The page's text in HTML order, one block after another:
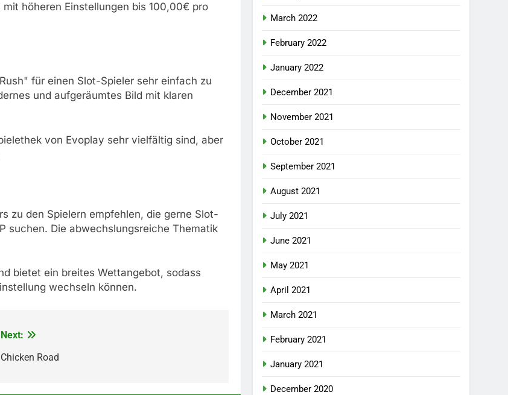
höheren Einstellungen bis 100,00€ pro
für einen Slot-Spieler sehr einfach zu
und aufgeräumtes Bild mit klaren
von Evoplay sehr vielfältig sind, aber
zu den Spielern empfehlen, die gerne Slot-
suchen. Die abwechslungsreiche Thematik
bietet ein breites Wettangebot, sodass
wechseln können.
Next:
Chicken Road
March 2022
February 2022
January 2022
December 2021
November 2021
October 2021
September 2021
August 2021
July 2021
June 2021
May 2021
April 2021
March 2021
February 2021
January 2021
December 2020